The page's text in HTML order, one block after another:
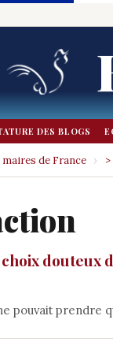
DES BLOGS
de France ›
douteux
pouvait prendre